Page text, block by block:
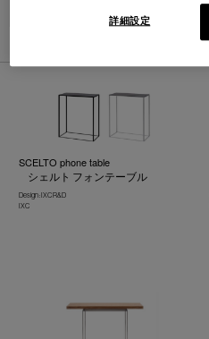
SCELTO phone table
シェルト フォンテーブル
Design : IXC R&D
IXC
詳細設定